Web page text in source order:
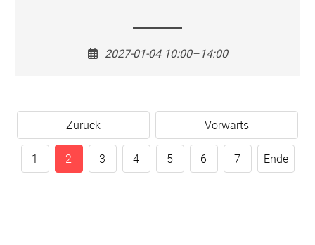
2027-01-04 10:00–14:00
Zurück Vorwärts
1 2 3 4 5 6 7 Ende